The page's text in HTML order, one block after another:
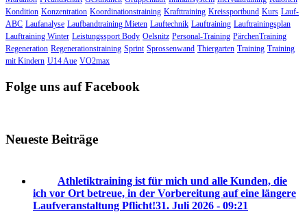
Kondition Konzentration Koordinationstraining Krafttraining Kreissportbund Kurs Lauf-
ABC Laufanalyse Laufbandtraining Mieten Lauftechnik Lauftraining Lauftrainingsplan
Lauftraining Winter Leistungssport Body Oelsnitz Personal-Training PärchenTraining
Regeneration Regenerationstraining Sprint Sprossenwand Thiergarten Training Training
mit Kindern U14 Aue VO2max
Folge uns auf Facebook
Neueste Beiträge
Athletiktraining ist für mich und alle Kunden, die
ich vor Ort betreue, in der Vorbereitung auf eine längere
Laufveranstaltung Pflicht!31. Juli 2026 - 09:21